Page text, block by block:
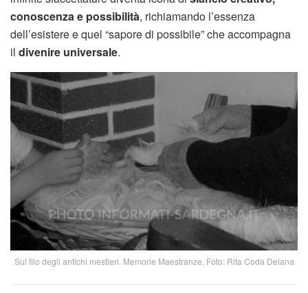
conoscenza e possibilità, richiamando l’essenza
dell’esistere e quel “sapore di possibile” che accompagna
il divenire universale.
Sul filo degli antichi mestieri. Memorie Maestranze, Foto: Rita Coda Deiana